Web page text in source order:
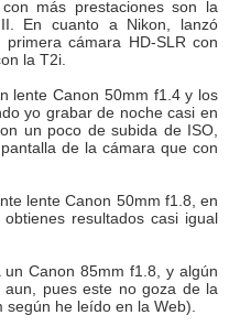
más prestaciones son la
En cuanto a Nikon, lanzó
cámara HD-SLR con
la T2i.
lente Canon 50mm f1.4 y los
yo grabar de noche casi en
un poco de subida de ISO,
de la cámara que con
lente Canon 50mm f1.8, en
obtienes resultados casi igual
Canon 85mm f1.8, y algún
pues este no goza de la
he leído en la Web).